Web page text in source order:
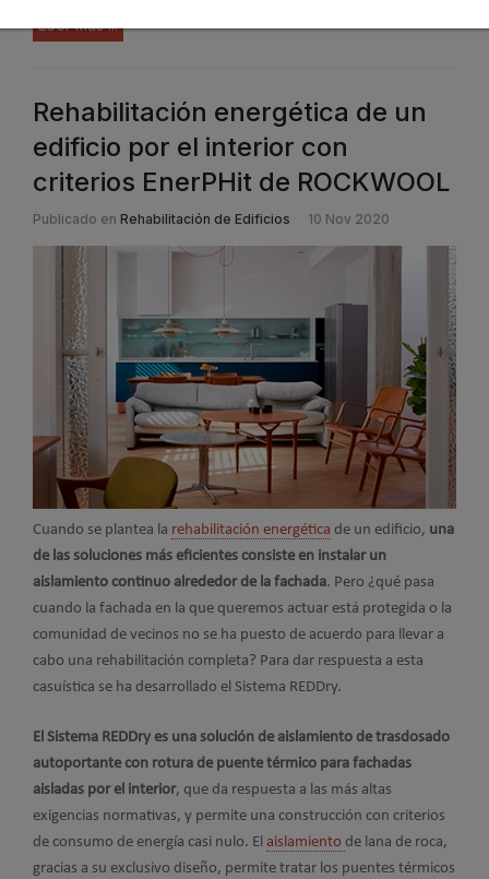
Leer más ...
Rehabilitación energética de un
edificio por el interior con
criterios EnerPHit de ROCKWOOL
Publicado en Rehabilitación de Edificios 10 Nov 2020
Cuando se plantea la rehabilitación energética de un edificio, una
de las soluciones más eficientes consiste en instalar un
aislamiento continuo alrededor de la fachada. Pero ¿qué pasa
cuando la fachada en la que queremos actuar está protegida o la
comunidad de vecinos no se ha puesto de acuerdo para llevar a
cabo una rehabilitación completa? Para dar respuesta a esta
casuística se ha desarrollado el Sistema REDDry.
El Sistema REDDry es una solución de aislamiento de trasdosado
autoportante con rotura de puente térmico para fachadas
aisladas por el interior, que da respuesta a las más altas
exigencias normativas, y permite una construcción con criterios
de consumo de energía casi nulo. El aislamiento de lana de roca,
gracias a su exclusivo diseño, permite tratar los puentes térmicos